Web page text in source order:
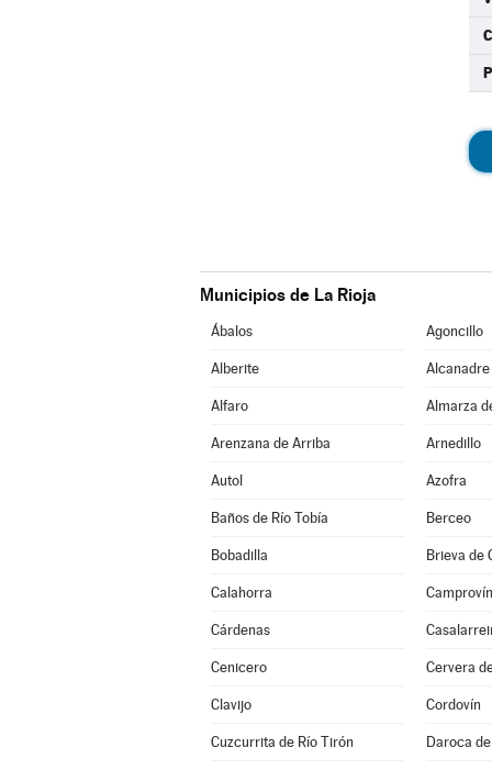
Municipios de La Rioja
Ábalos Agoncillo
Alberite Alcanadre
Alfaro Almarza
Arenzana de Arriba Arnedillo
Autol Azofra
Baños de Río Tobía Berceo
Bobadilla Brieva de
Calahorra Camprovín
Cárdenas
Cenicero Cervera
Clavijo Cordovín
Cuzcurrita de Río Tirón Daroca